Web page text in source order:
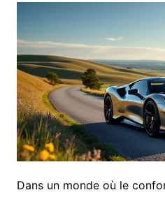
Dans un monde où le